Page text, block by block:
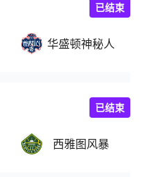
华盛顿神秘人
已结束
西雅图风暴
已结束